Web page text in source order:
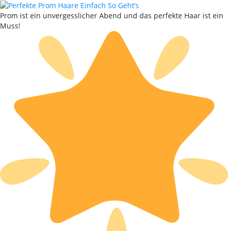
Prom ist ein unvergesslicher Abend und das perfekte Haar ist ein
Muss!